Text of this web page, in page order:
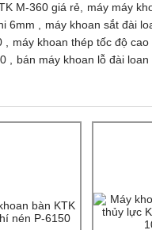
M-360 giá rẻ,
máy máy
6mm ,
máy khoan sắt đài
máy khoan thép tốc độ
,
bán máy khoan lỗ đài